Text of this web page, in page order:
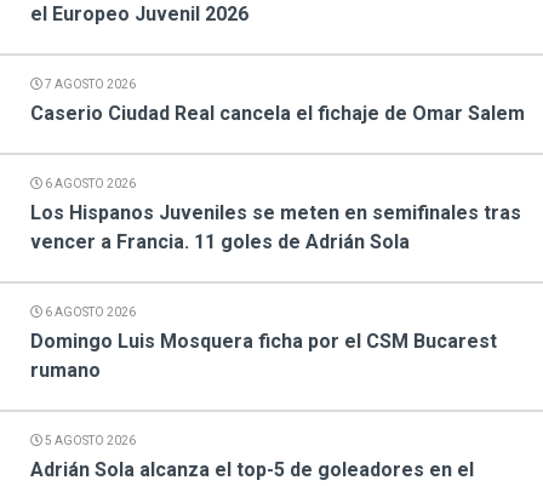
el Europeo Juvenil 2026
7 AGOSTO 2026
Caserio Ciudad Real cancela el fichaje de Omar Salem
6 AGOSTO 2026
Los Hispanos Juveniles se meten en semifinales tras
vencer a Francia. 11 goles de Adrián Sola
6 AGOSTO 2026
Domingo Luis Mosquera ficha por el CSM Bucarest
rumano
5 AGOSTO 2026
Adrián Sola alcanza el top-5 de goleadores en el